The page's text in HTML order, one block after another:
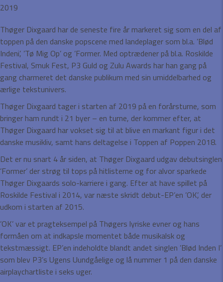
2019
Thøger Dixgaard har de seneste fire år markeret sig som en del af
toppen på den danske popscene med landeplager som bl.a. ’Blød
Indeni’, ’Tø Mig Op’ og ’Former. Med optrædener på bl.a. Roskilde
Festival, Smuk Fest, P3 Guld og Zulu Awards har han gang på
gang charmeret det danske publikum med sin umiddelbarhed og
ærlige tekstunivers.
Thøger Dixgaard tager i starten af 2019 på en forårsturne, som
bringer ham rundt i 21 byer – en turne, der kommer efter, at
Thøger Dixgaard har vokset sig til at blive en markant figur i det
danske musikliv, samt hans deltagelse i Toppen af Poppen 2018.
Det er nu snart 4 år siden, at Thøger Dixgaard udgav debutsinglen
’Former’ der strøg til tops på hitlisterne og for alvor sparkede
Thøger Dixgaards solo-karriere i gang. Efter at have spillet på
Roskilde Festival i 2014, var næste skridt debut-EP’en ’OK’, der
udkom i starten af 2015.
’OK’ var et pragteksempel på Thøgers lyriske evner og hans
formåen om at indkapsle momentet både musikalsk og
tekstmæssigt. EP’en indeholdte blandt andet singlen ’Blød Inden I’
som blev P3’s Ugens Uundgåelige og lå nummer 1 på den danske
airplaychartliste i seks uger.